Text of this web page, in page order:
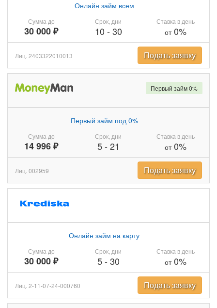
Сумма до
30 000 ₽
Онлайн займ всем
Срок, дни
10 - 30
Ставка в день
от0%
Лиц. 2403322010013 Подать заявку
Сумма до
14 996 ₽
Первый займ под 0%
Срок, дни
5- 21
Ставка в день
от0%
Первый займ 0%
Лиц. 002959 Подать заявку
Сумма до
30 000 ₽
Онлайн займ на карту
Срок, дни
5- 30
Ставка в день
от0%
Лиц. 2-11-07-24-000760 Подать заявку